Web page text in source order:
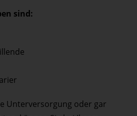
sind:
Unterversorgung oder gar